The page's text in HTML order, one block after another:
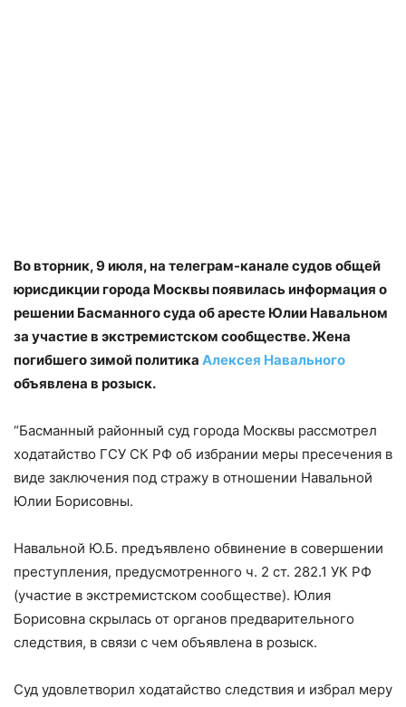
Во вторник, 9 июля, на телеграм-канале судов общей
юрисдикции города Москвы появилась информация о
решении Басманного суда об аресте Юлии Навальном
за участие в экстремистском сообществе. Жена
погибшего зимой политика Алексея Навального
объявлена в розыск.
“Басманный районный суд города Москвы рассмотрел
ходатайство ГСУ СК РФ об избрании меры пресечения в
виде заключения под стражу в отношении Навальной
Юлии Борисовны.
Навальной Ю.Б. предъявлено обвинение в совершении
преступления, предусмотренного ч. 2 ст. 282.1 УК РФ
(участие в экстремистском сообществе). Юлия
Борисовна скрылась от органов предварительного
следствия, в связи с чем объявлена в розыск.
Суд удовлетворил ходатайство следствия и избрал меру